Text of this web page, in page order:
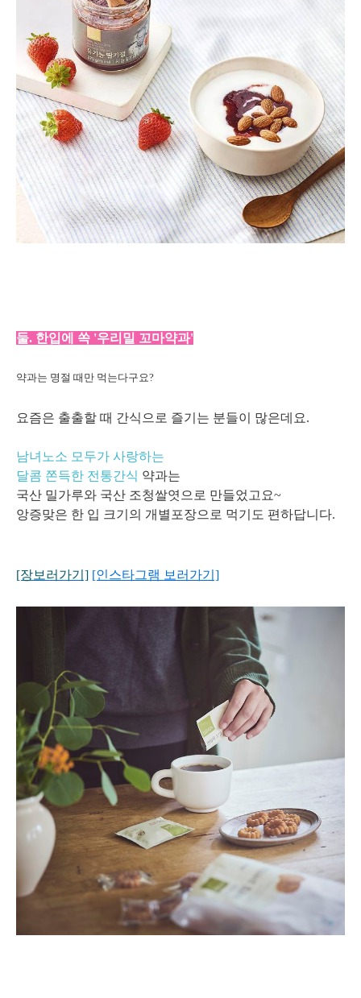
둘. 한입에 쏙 '우리밀 꼬마약과'
약과는 명절 때만 먹는다구요?
요즘은 출출할 때 간식으로 즐기는 분들이 많은데요.
남녀노소 모두가 사랑하는
달콤 쫀득한 전통간식 약과는
국산 밀가루와 국산 조청쌀엿으로 만들었고요~
앙증맞은 한 입 크기의 개별포장으로 먹기도 편하답니다.
[장보러가기] [인스타그램 보러가기]